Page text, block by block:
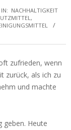
IN: NACHHALTIGKEIT
,
zufrieden, wenn
zurück, als ich zu
und machte
geben. Heute